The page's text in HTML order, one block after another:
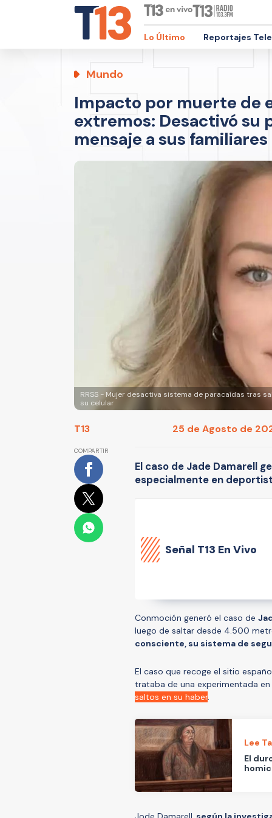
Lo Último Reportajes
Mundo
Impacto por muerte de
extremos: Desactivó su
mensaje a sus familiares
RRSS - Mujer desactiva sistema de paracaídas tras
su celular
T13 25 de Agosto de
COMPARTIR
El caso de Jade Damarell
especialmente en
Señal T13 En Vivo
Conmoción generó el caso de
luego de saltar desde 4.500
consciente, su sistema de
El caso que recoge el sitio
trataba de una experimentada
saltos en su haber.
Lee
El